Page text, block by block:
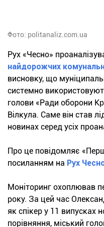
Фото: politanaliz.com.ua
Рух «Чесно»
найдорожчих
висновку, що
системно
голови «Ради оборони
Вілкула. Саме він став
новинах серед усіх
Про це повідомляє
посиланням на Рух
Моніторинг охоплював
року. За цей час
як спікер у 11 випусках
порівняння, міський